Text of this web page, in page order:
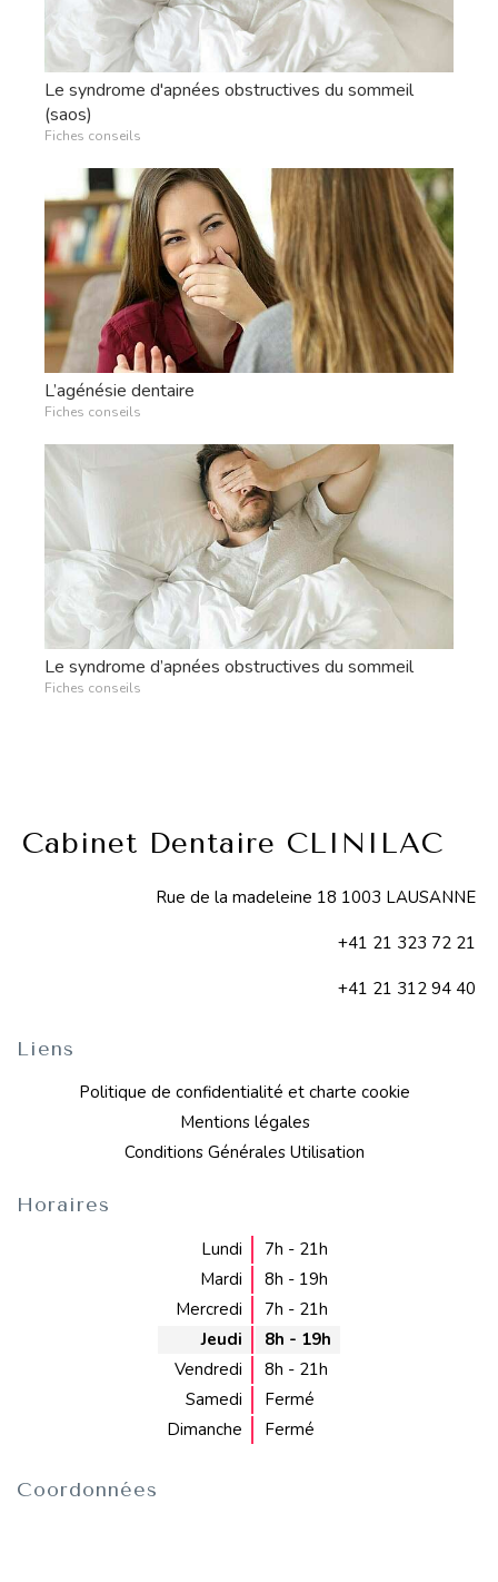
Le syndrome d'apnées obstructives du sommeil
(saos)
Fiches conseils
L’agénésie dentaire
Fiches conseils
Le syndrome d’apnées obstructives du sommeil
Fiches conseils
Cabinet Dentaire CLINILAC
Rue de la madeleine 18 1003 LAUSANNE
+41 21 323 72 21
+41 21 312 94 40
Liens
Politique de confidentialité et charte cookie
Mentions légales
Conditions Générales Utilisation
Horaires
Lundi
7h - 21h
Mardi
8h - 19h
Mercredi
7h - 21h
Jeudi
8h - 19h
Vendredi
8h - 21h
Samedi
Fermé
Dimanche
Fermé
Coordonnées